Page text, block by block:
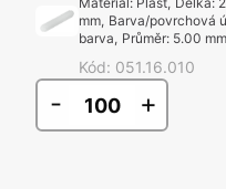
mm, Barva/povrchová
barva, Průměr: 5.00 mm
Kód: 051.16.010
- +